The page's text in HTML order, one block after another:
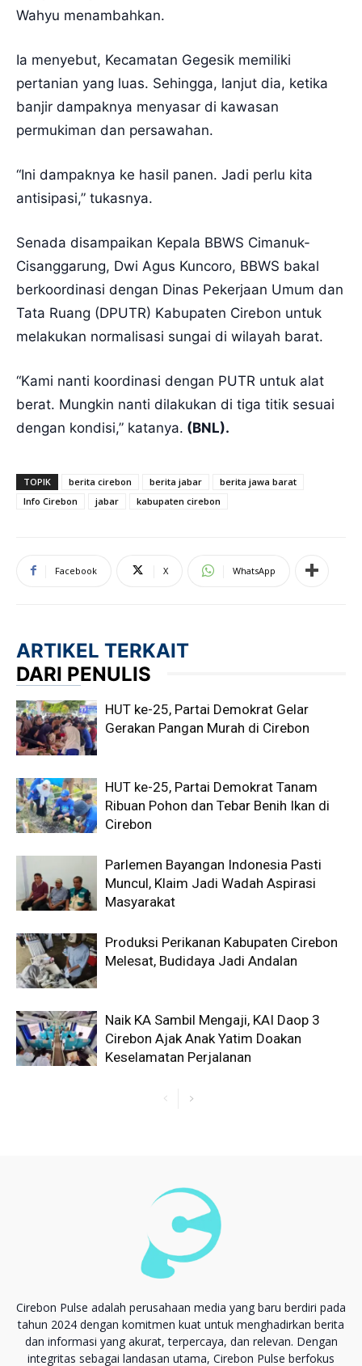
Wahyu menambahkan.
Ia menyebut, Kecamatan Gegesik memiliki
pertanian yang luas. Sehingga, lanjut dia, ketika
banjir dampaknya menyasar di kawasan
permukiman dan persawahan.
“Ini dampaknya ke hasil panen. Jadi perlu kita
antisipasi,” tukasnya.
Senada disampaikan Kepala BBWS Cimanuk-
Cisanggarung, Dwi Agus Kuncoro, BBWS bakal
berkoordinasi dengan Dinas Pekerjaan Umum dan
Tata Ruang (DPUTR) Kabupaten Cirebon untuk
melakukan normalisasi sungai di wilayah barat.
“Kami nanti koordinasi dengan PUTR untuk alat
berat. Mungkin nanti dilakukan di tiga titik sesuai
dengan kondisi,” katanya. (BNL).
TOPIK berita cirebon berita jabar
berita jawa barat
Info Cirebon
jabar kabupaten cirebon
Facebook X WhatsApp
ARTIKEL TERKAIT
DARI PENULIS
HUT ke-25, Partai Demokrat Gelar
Gerakan Pangan Murah di Cirebon
HUT ke-25, Partai Demokrat Tanam
Ribuan Pohon dan Tebar Benih Ikan di
Cirebon
Parlemen Bayangan Indonesia Pasti
Muncul, Klaim Jadi Wadah Aspirasi
Masyarakat
Produksi Perikanan Kabupaten Cirebon
Melesat, Budidaya Jadi Andalan
Naik KA Sambil Mengaji, KAI Daop 3
Cirebon Ajak Anak Yatim Doakan
Keselamatan Perjalanan
Cirebon Pulse adalah perusahaan media yang baru berdiri pada
tahun 2024 dengan komitmen kuat untuk menghadirkan berita
dan informasi yang akurat, terpercaya, dan relevan. Dengan
integritas sebagai landasan utama, Cirebon Pulse berfokus